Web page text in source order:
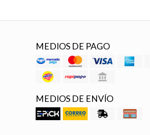
MEDIOS DE PAGO
MEDIOS DE ENVÍO